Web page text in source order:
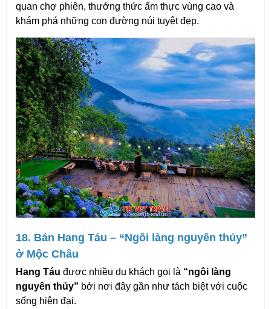
quan chợ phiên, thưởng thức ẩm thực vùng cao và
khám phá những con đường núi tuyệt đẹp.
18. Bản Hang Táu – “Ngôi làng nguyên thủy”
ở Mộc Châu
Hang Táu được nhiều du khách gọi là “ngôi làng
nguyên thủy” bởi nơi đây gần như tách biệt với cuộc
sống hiện đại.